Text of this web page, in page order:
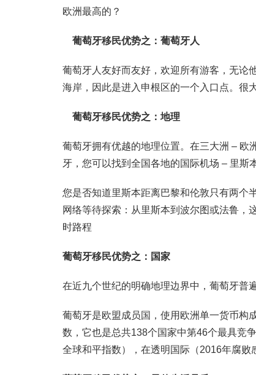
欧洲最高的？
葡萄牙移民优势之：葡萄牙人
葡萄牙人友好而友好，欢迎所有游客，无论
海岸，因此是进入申根区的一个入口点。很
葡萄牙移民优势之：地理
葡萄牙拥有优越的地理位置。在三大洲 – 欧
牙，您可以找到全国各地的国际机场 – 里斯
您是否知道里斯本距离巴黎和伦敦只有两个
网络等待探索：从里斯本到波尔图或法鲁，
时路程
葡萄牙移民优势之：国家
在近九个世纪的明确地理边界中，葡萄牙普
葡萄牙是欧盟成员国，使用欧洲单一货币构
数，它也是总共138个国家中第46个最具竞
全球和平指数），在透明国际（2016年腐败